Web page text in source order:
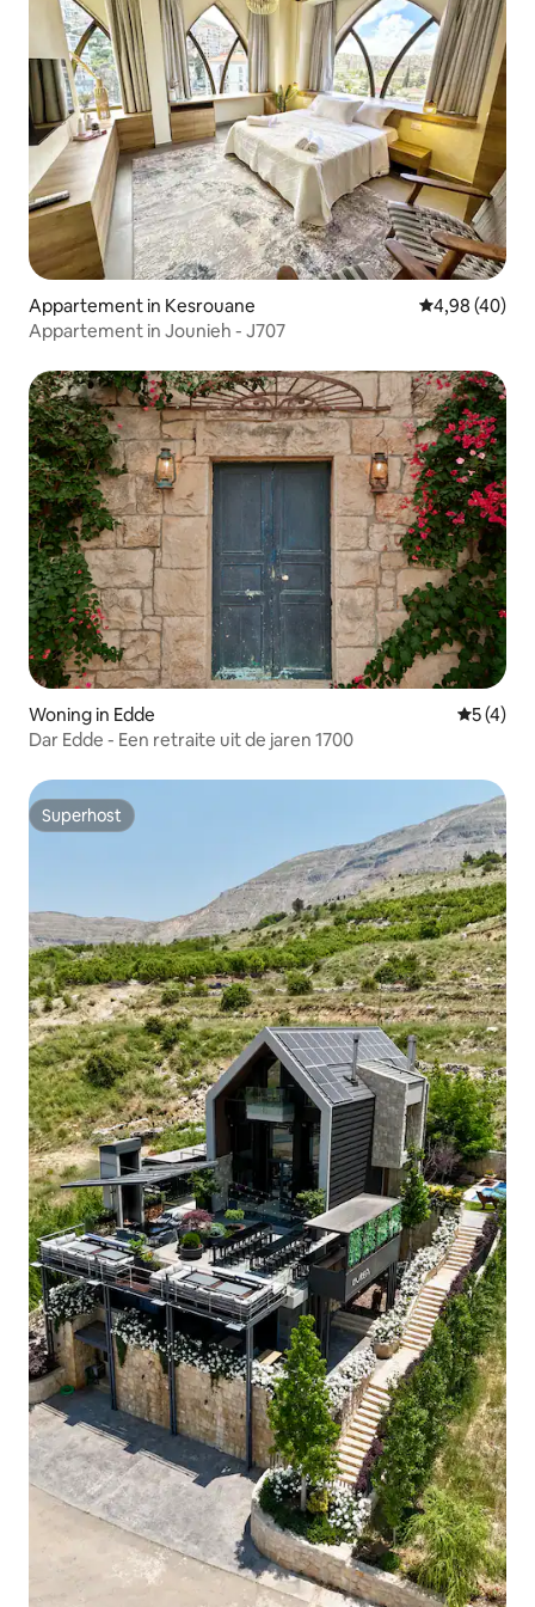
Appartement in Kesrouane Gemiddelde
4,98 (40)
Appartement in Jounieh - J707
Woning in Edde
5 (4)
Dar Edde - Een retraite uit de jaren 1700
Superhost
Superhost